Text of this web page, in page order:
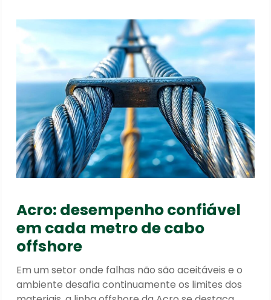
Acro: desempenho confiável
em cada metro de cabo
offshore
Em um setor onde falhas não são aceitáveis e o
ambiente desafia continuamente os limites dos